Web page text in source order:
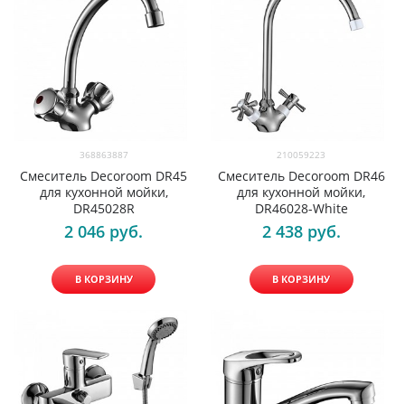
368863887
Смеситель Decoroom DR45
для кухонной мойки,
DR45028R
2 046 руб.
В КОРЗИНУ
210059223
Смеситель Decoroom DR46
для кухонной мойки,
DR46028-White
2 438 руб.
В КОРЗИНУ